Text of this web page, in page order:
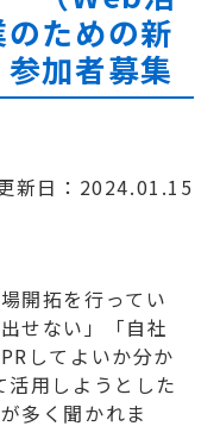
ための新
加者募集
新日：2024.01.15
開拓を行ってい
せない」「自社
してよいか分か
用しようとした
多く聞かれま